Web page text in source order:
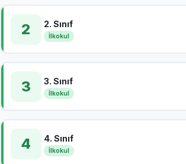
2 2. Sınıf
İlkokul
3 3. Sınıf
İlkokul
4 4. Sınıf
İlkokul